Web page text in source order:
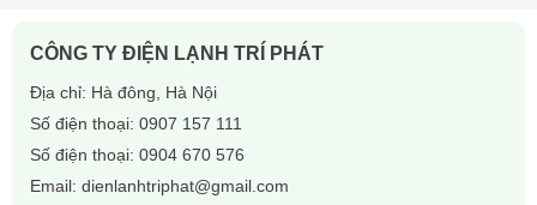
CÔNG TY ĐIỆN LẠNH TRÍ PHÁT
Địa chỉ: Hà đông, Hà Nội
Số điện thoại: 0907 157 111
Số điện thoại: 0904 670 576
Email: dienlanhtriphat@gmail.com